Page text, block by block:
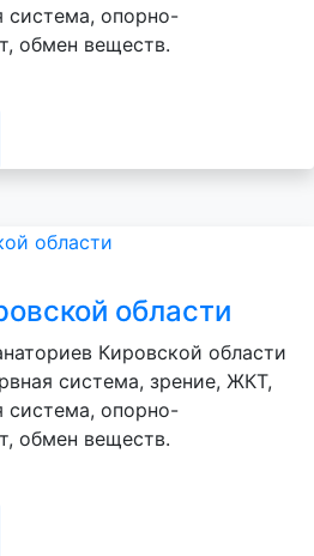
система, опорно-
обмен веществ.
области
Кировской области
система, зрение, ЖКТ,
система, опорно-
обмен веществ.